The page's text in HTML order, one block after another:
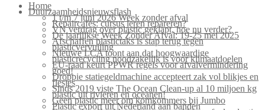
Home
Duurzaamheidsnieuwsflash
1 t/m 7 juni 2026 Week zonder afval
Repaircafés: cursus leren repareren?
VN verdrag over plastic geklapt, hoe nu verder?
De jaarlijkse Week Zonder Afval: 19-25 mei 2025
Afschaffen plastictaks is stap terug tegen
plasticvervuiling
Nieuwe LCA toont aan dat hoogwaardige
plasticrecycling noodzakelijk is voor klimaatdoelen
EU-raad keurt PPWR regels voor afvalvermindering
goed!
Droppie statiegeldmachine accepteert zak vol blikjes en
flesjes
Sinds 2019 viste The Ocean Clean-up al 10 miljoen kg
plastic uit rivieren en oceanen!
Geen plastic meer om komkommers bij Jumbo
Plastic export uit Nederland aan banden